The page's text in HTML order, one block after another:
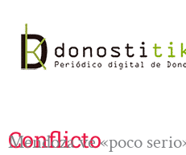
contenido
Conflicto
Mendoza ve «poco